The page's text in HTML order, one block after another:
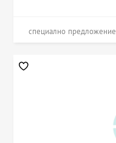
специално предложение